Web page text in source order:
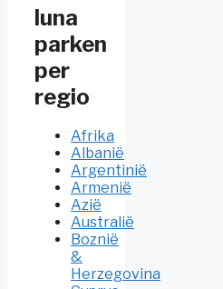
luna
parken
per
regio
Afrika
Albanië
Argentinië
Armenië
Azië
Australië
Boznië
&
Herzegovina